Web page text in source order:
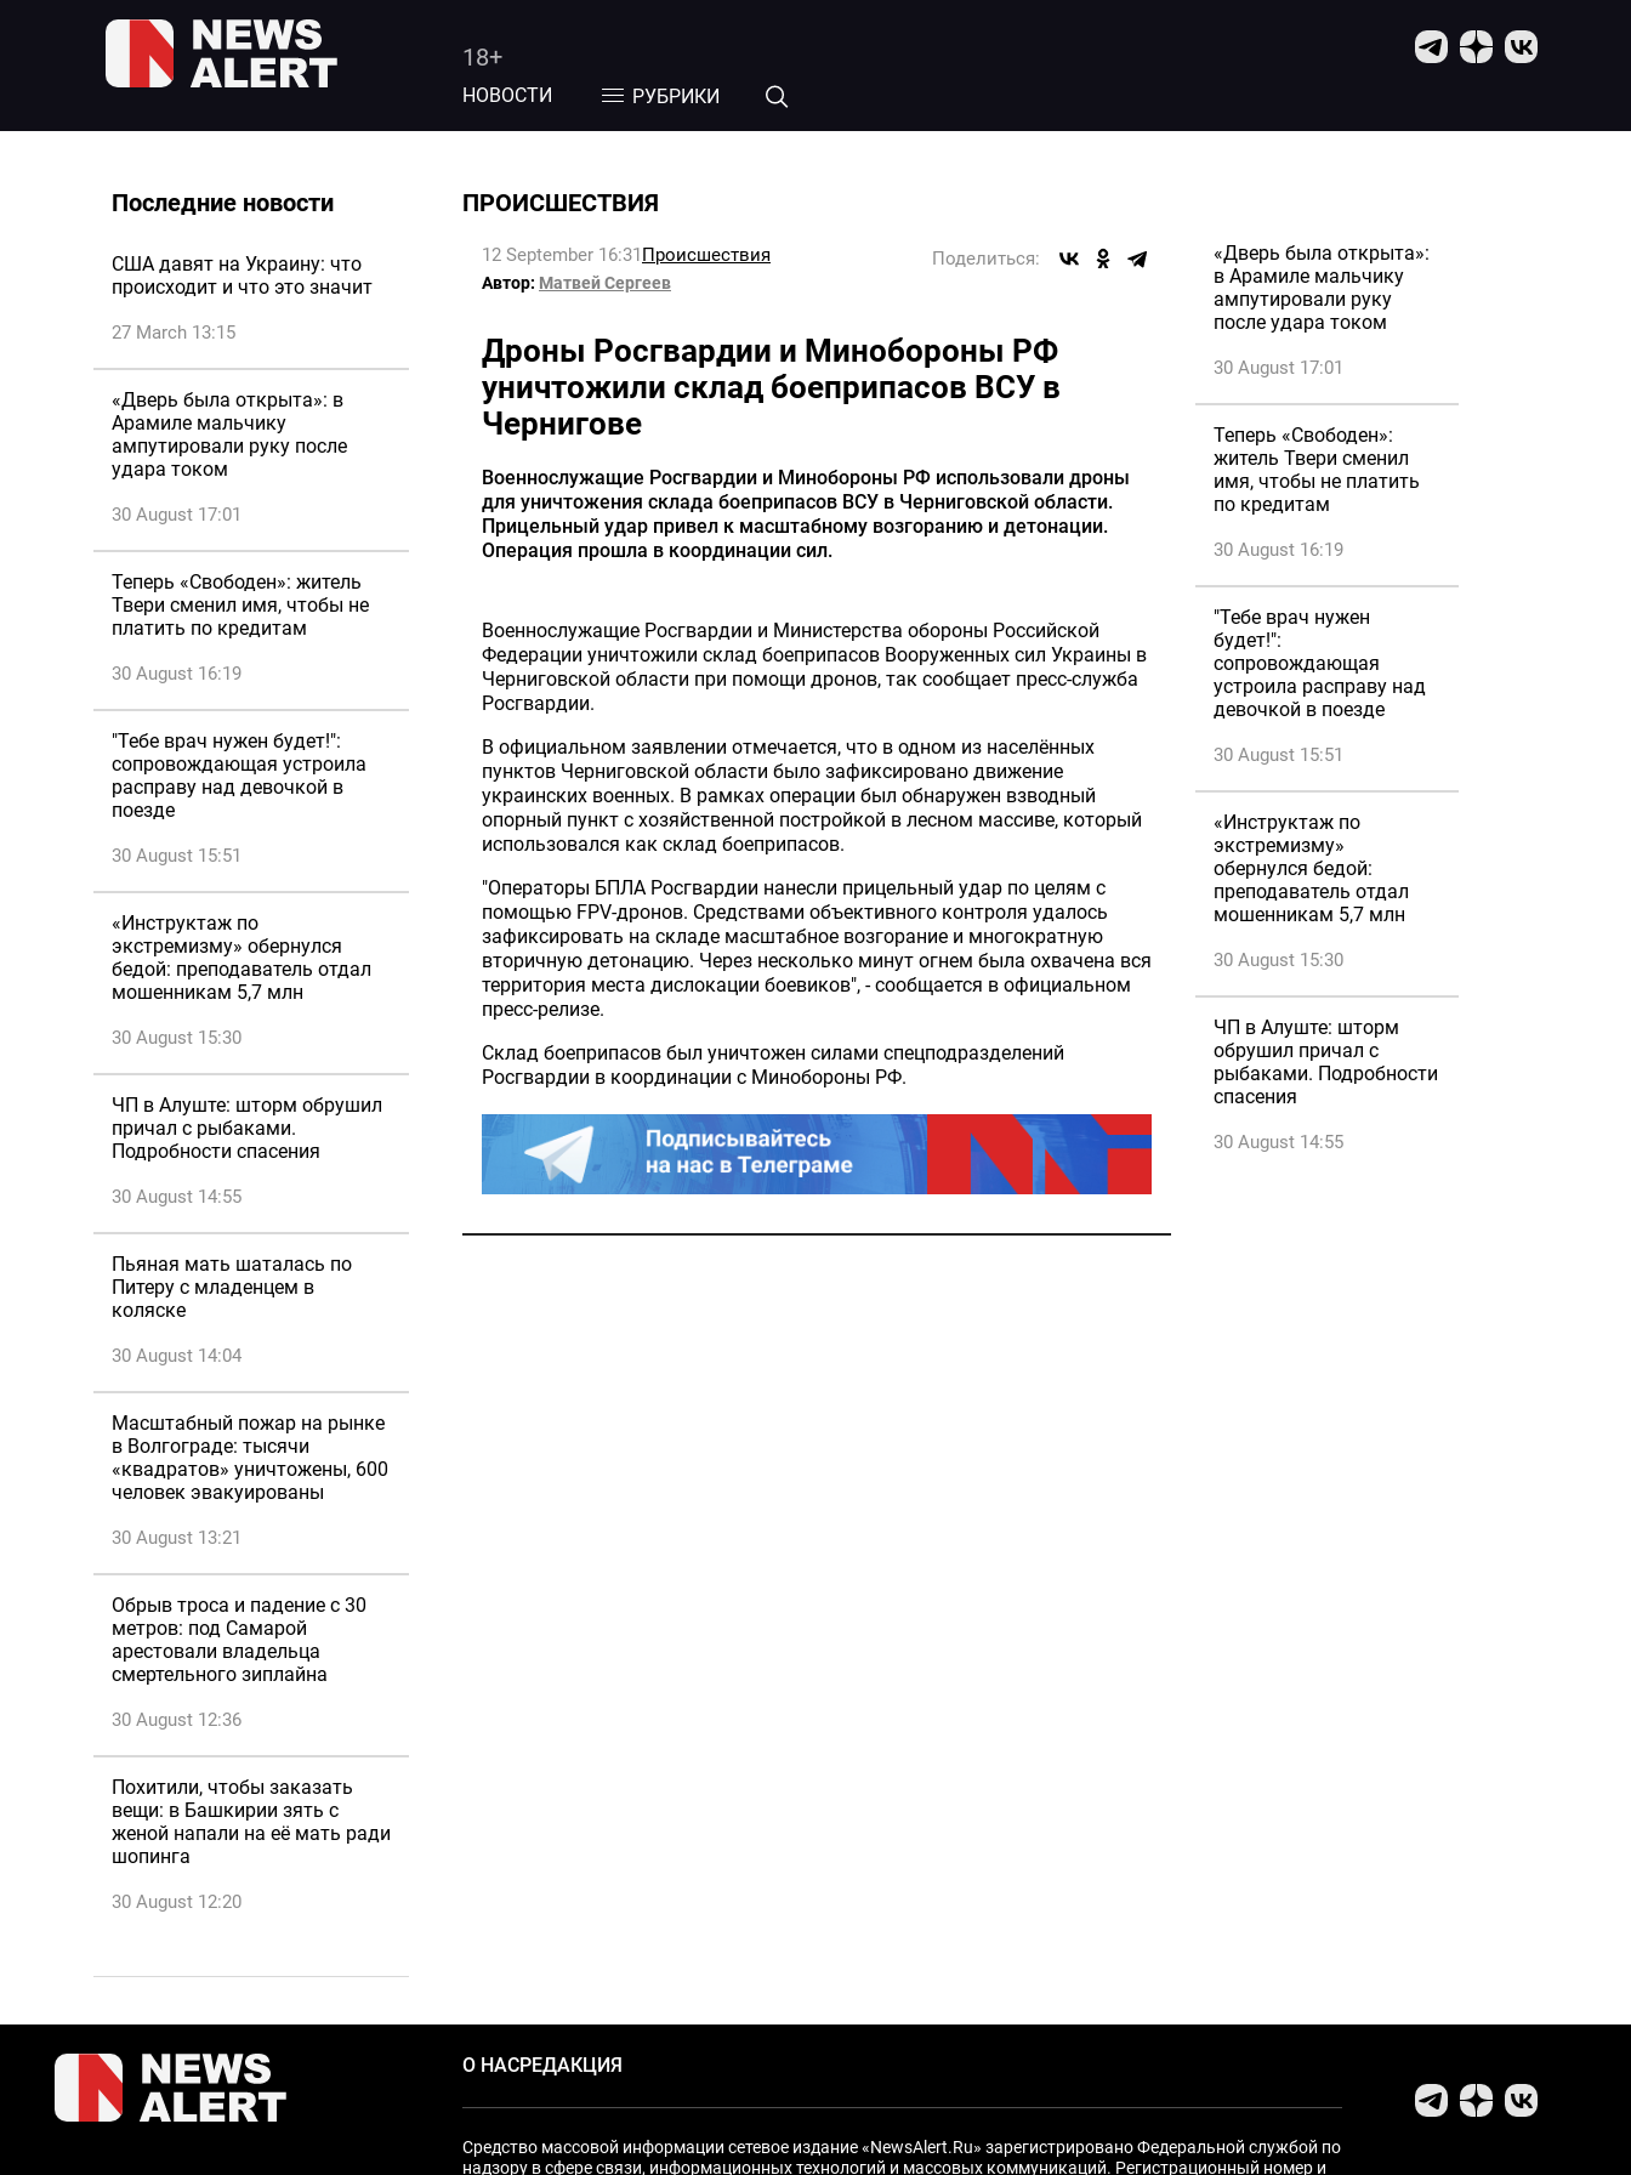
18+
НОВОСТИ РУБРИКИ
Последние новости
США давят на Украину: что
происходит и что это значит
27 March 13:15
«Дверь была открыта»: в
Арамиле мальчику
ампутировали руку после
удара током
30 August 17:01
Теперь «Свободен»: житель
Твери сменил имя, чтобы не
платить по кредитам
30 August 16:19
"Тебе врач нужен будет!":
сопровождающая устроила
расправу над девочкой в
поезде
30 August 15:51
«Инструктаж по
экстремизму» обернулся
бедой: преподаватель отдал
мошенникам 5,7 млн
30 August 15:30
ЧП в Алуште: шторм обрушил
причал с рыбаками.
Подробности спасения
30 August 14:55
Пьяная мать шаталась по
Питеру с младенцем в
коляске
30 August 14:04
Масштабный пожар на рынке
в Волгограде: тысячи
«квадратов» уничтожены, 600
человек эвакуированы
30 August 13:21
Обрыв троса и падение с 30
метров: под Самарой
арестовали владельца
смертельного зиплайна
30 August 12:36
Похитили, чтобы заказать
вещи: в Башкирии зять с
женой напали на её мать ради
шопинга
30 August 12:20
ПРОИСШЕСТВИЯ
12 September 16:31Происшествия Поделиться:
Автор: Матвей Сергеев
Дроны Росгвардии и Минобороны РФ
уничтожили склад боеприпасов ВСУ в
Чернигове
Военнослужащие Росгвардии и Минобороны РФ использовали дроны
для уничтожения склада боеприпасов ВСУ в Черниговской области.
Прицельный удар привел к масштабному возгоранию и детонации.
Операция прошла в координации сил.
Военнослужащие Росгвардии и Министерства обороны Российской
Федерации уничтожили склад боеприпасов Вооруженных сил Украины в
Черниговской области при помощи дронов, так сообщает пресс-служба
Росгвардии.
В официальном заявлении отмечается, что в одном из населённых
пунктов Черниговской области было зафиксировано движение
украинских военных. В рамках операции был обнаружен взводный
опорный пункт с хозяйственной постройкой в лесном массиве, который
использовался как склад боеприпасов.
"Операторы БПЛА Росгвардии нанесли прицельный удар по целям с
помощью FPV-дронов. Средствами объективного контроля удалось
зафиксировать на складе масштабное возгорание и многократную
вторичную детонацию. Через несколько минут огнем была охвачена вся
территория места дислокации боевиков", - сообщается в официальном
пресс-релизе.
Склад боеприпасов был уничтожен силами спецподразделений
Росгвардии в координации с Минобороны РФ.
«Дверь была открыта»:
в Арамиле мальчику
ампутировали руку
после удара током
30 August 17:01
Теперь «Свободен»:
житель Твери сменил
имя, чтобы не платить
по кредитам
30 August 16:19
"Тебе врач нужен
будет!":
сопровождающая
устроила расправу над
девочкой в поезде
30 August 15:51
«Инструктаж по
экстремизму»
обернулся бедой:
преподаватель отдал
мошенникам 5,7 млн
30 August 15:30
ЧП в Алуште: шторм
обрушил причал с
рыбаками. Подробности
спасения
30 August 14:55
О НАСРЕДАКЦИЯ
Средство массовой информации сетевое издание «NewsAlert.Ru» зарегистрировано Федеральной службой по
надзору в сфере связи, информационных технологий и массовых коммуникаций. Регистрационный номер и